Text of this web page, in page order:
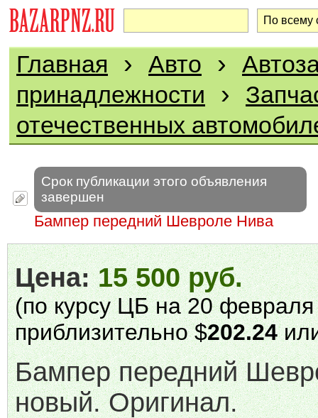
Главная › Авто ›
принадлежности
›
отечественных
Срок публикации этого объявления
завершен
Бампер передний Шевроле Нива
Цена:15 500 руб.
(по курсу ЦБ на 20 февраля
приблизительно $202.24
Бампер передний
новый. Оригинал.